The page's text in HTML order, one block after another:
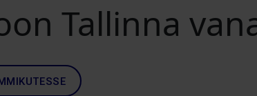
Tallinna